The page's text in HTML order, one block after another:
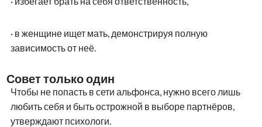
· в женщине ищет мать, демонстрируя полную
зависимость от неё.
Совет только один
Чтобы не попасть в сети альфонса, нужно всего лишь
любить себя и быть острожной в выборе партнёров,
утверждают психологи.